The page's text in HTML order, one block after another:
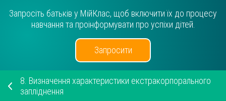
Запросіть батьків у МійКлас, щоб включити їх до процесу
навчання та проінформувати про успіхи дітей.
Запросити
8. Визначення характеристики екстракорпорального
запліднення